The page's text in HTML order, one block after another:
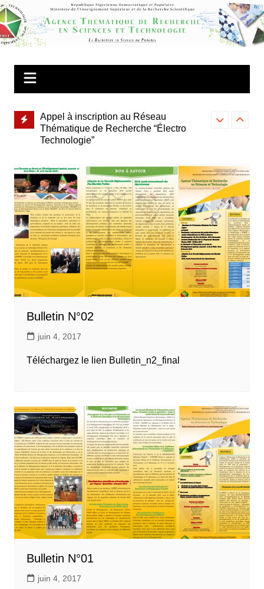
Aller
au
contenu
Agence Thématique de Recherche en
Appel à inscription au Réseau
Thématique de Recherche “Électro
Technologie”
Appel à
Bulletin N°02
juin 4, 2017
Téléchargez le lien Bulletin_n2_final
Bulletin N°01
juin 4, 2017